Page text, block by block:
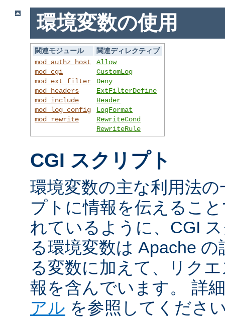
環境変数の使用
関連モジュール
関連ディレクティブ
mod_authz_host
mod_cgi
mod_ext_filter
mod_headers
mod_include
mod_log_config
mod_rewrite
Allow
CustomLog
Deny
ExtFilterDefine
Header
LogFormat
RewriteCond
RewriteRule
CGI スクリプト
環境変数の主な利用法
プトに情報を伝えるこ
れているように、CGI
る環境変数は Apache
る変数に加えて、リク
報を含んでいます。 詳
アル を参照してくださ